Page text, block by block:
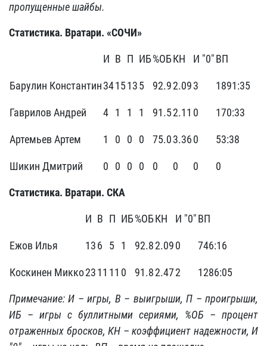
пропущенные шайбы.
Статистика. Вратари. «СОЧИ»
И В П ИБ%ОБКН И "0"ВП
Барулин Константин3415135 92.92.093 1891:35
Гаврилов Андрей 4 1 1 1 91.52.11 0 170:33
Артемьев Артем 1 0 0 0 75.03.360 53:38
Шикин Дмитрий 0 0 0 0 0 0 0 0
Статистика. Вратари. СКА
И В П ИБ%ОБКН И "0"ВП
Ежов Илья 136 5 1 92.82.090 746:16
Коскинен Микко2311 11 0 91.82.472 1286:05
Примечание: И – игры, В – выигрыши, П – проигрыши,
ИБ – игры с буллитными сериями, %ОБ – процент
отраженных бросков, КН – коэффициент надежности, И